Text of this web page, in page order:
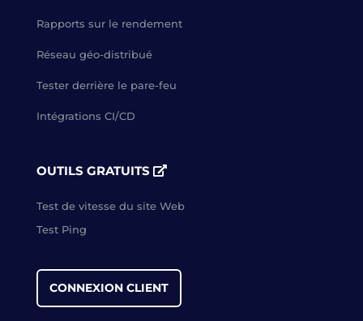
Rapports sur le rendement
Réseau géo-distribué
Tester derrière le pare-feu
Intégrations CI/CD
OUTILS GRATUITS
Test de vitesse du site Web
Test Ping
CONNEXION CLIENT